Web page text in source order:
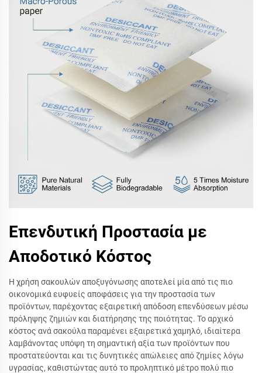
Επενδυτική Προστασία με
Αποδοτικό Κόστος
Η χρήση σακουλών αποξυγόνωσης αποτελεί μία από τις πιο
οικονομικά ευφυείς αποφάσεις για την προστασία των
προϊόντων, παρέχοντας εξαιρετική απόδοση επενδύσεων μέσω
πρόληψης ζημιών και διατήρησης της ποιότητας. Το αρχικό
κόστος ανά σακούλα παραμένει εξαιρετικά χαμηλό, ιδιαίτερα
λαμβάνοντας υπόψη τη σημαντική αξία των προϊόντων που
προστατεύονται και τις δυνητικές απώλειες από ζημίες λόγω
υγρασίας, καθιστώντας αυτό το προληπτικό μέτρο πολύ πιο